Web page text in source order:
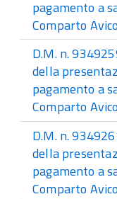
pagamento a
Comparto
D.M. n.
della
pagamento a
Comparto
D.M. n.
della
pagamento a
Comparto